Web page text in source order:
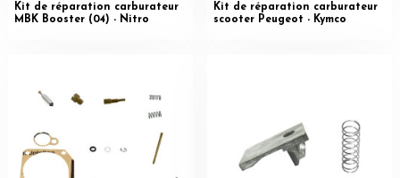
Kit de réparation carburateur
MBK Booster (04) - Nitro
Kit de réparation carburateur
scooter Peugeot - Kymco